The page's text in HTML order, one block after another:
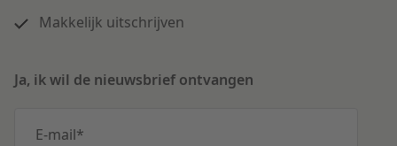
Makkelijk uitschrijven
Ja, ik wil de nieuwsbrief ontvangen
E-mail*